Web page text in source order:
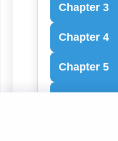
Chapter 3
Chapter 4
Chapter 5
Chapter 6